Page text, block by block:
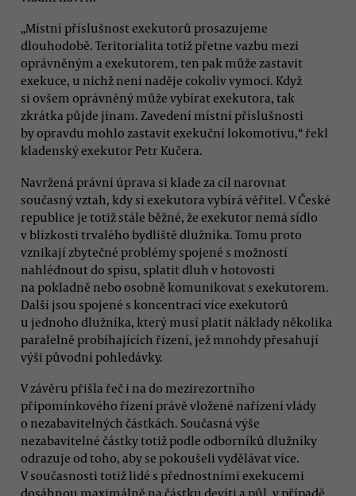
„Místní příslušnost exekutorů prosazujeme
dlouhodobě. Teritorialita totiž přetne vazbu mezi
oprávněným a exekutorem, ten pak může zastavit
exekuce, u nichž není naděje cokoliv vymoci. Když
si ovšem oprávněný může vybírat exekutora, tak
zkrátka půjde jinam. Zavedení místní příslušnosti
by opravdu mohlo zastavit exekuční lokomotivu,“ řekl
kladenský exekutor Petr Kučera.
Navržená právní úprava si klade za cíl narovnat
současný vztah, kdy si exekutora vybírá věřitel. V České
republice je totiž stále běžné, že exekutor nemá sídlo
v blízkosti trvalého bydliště dlužníka. Tomu proto
vznikají zbytečné problémy spojené s možností
nahlédnout do spisu, splatit dluh v hotovosti
na pokladně nebo osobně komunikovat s exekutorem.
Další jsou spojené s koncentrací více exekutorů
u jednoho dlužníka, který musí platit náklady několika
paralelně probíhajících řízení, jež mnohdy přesahují
výši původní pohledávky.
V závěru přišla řeč i na do mezirezortního
připomínkového řízení právě vložené nařízení vlády
o nezabavitelných částkách. Současná výše
nezabavitelné částky totiž podle odborníků dlužníky
odrazuje od toho, aby se pokoušeli vydělávat více.
V současnosti totiž lidé s přednostními exekucemi
dosáhnou maximálně na částku devíti a půl, v případě